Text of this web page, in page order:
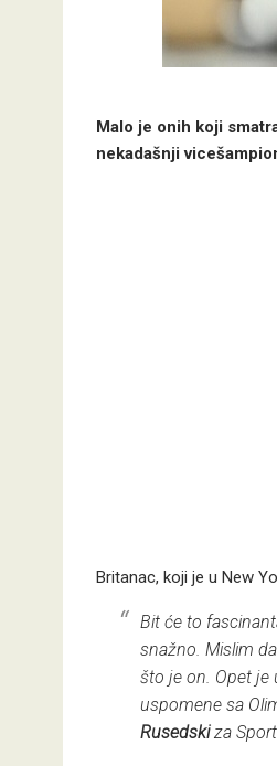
Malo je onih koji
nekadašnji
Britanac, koji je u New
Bit će to
snažno. Mislim
što je on. Opet je
uspomene sa
Rusedskiza